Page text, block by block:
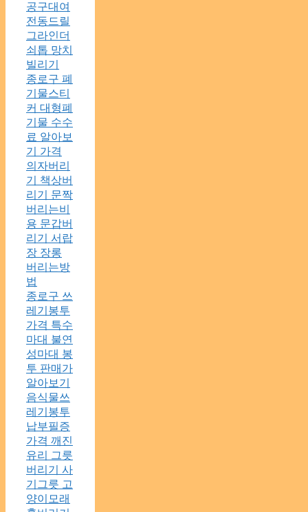
공구대여
전동드릴
그라인더
쇠톱 망치
빌리기
종로구 폐
기물스티
커 대형폐
기물 수수
료 알아보
기 가격
의자버리
기 책상버
리기 문짝
버리는비
용 문갑버
리기 서랍
장 장롱
버리는방
법
종로구 쓰
레기봉투
가격 특수
마대 불연
성마대 봉
투 판매가
알아보기
음식물쓰
레기봉투
납부필증
가격 깨진
유리 그릇
버리기 사
기그릇 고
양이모래